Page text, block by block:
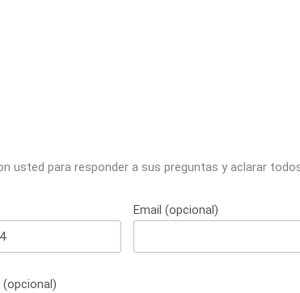
usted para responder a sus preguntas y aclarar
Email (opcional)